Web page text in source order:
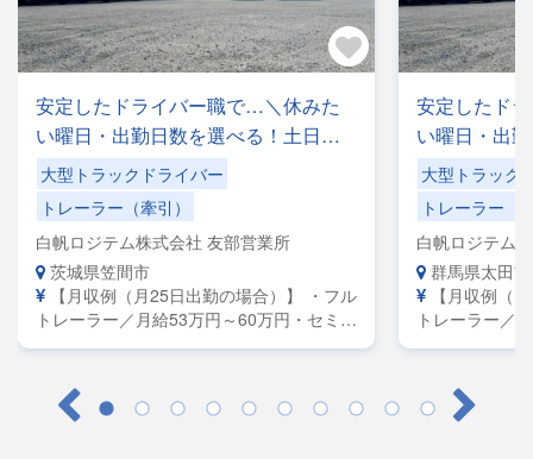
安定したドライバー職で…＼休みた
い曜日・出勤日数を選べる！土日休
みもOK／手積みした手降ろしの力仕
事なし！
大型トラックドライバー
トレーラー（牽引）
白帆ロジテム株式会社 友部営業所
茨城県笠間市
【月収例（月25日出勤の場合）】 ・フル
トレーラー／月給53万円～60万円・セミト
レーラー／月給45万円～50万円・大型／月
安定したド
い曜日・出
みもOK／手
事なし！
大型トラック
トレーラー（
白帆ロジテム
群馬県太田市
【月収例（
トレーラー／
レーラー／月